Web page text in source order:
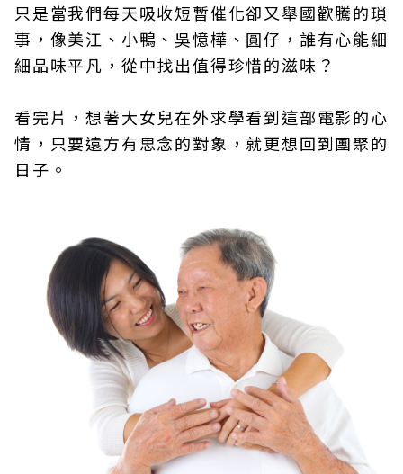
只是當我們每天吸收短暫催化卻又舉國歡騰的瑣
事，像美江、小鴨、吳憶樺、圓仔，誰有心能細
細品味平凡，從中找出值得珍惜的滋味？
看完片，想著大女兒在外求學看到這部電影的心
情，只要遠方有思念的對象，就更想回到團聚的
日子。